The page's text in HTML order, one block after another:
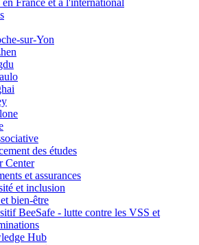
France et à l'international
sur-Yon
des études
Center
et assurances
et inclusion
bien-être
BeeSafe - lutte contre les VSS et
Hub